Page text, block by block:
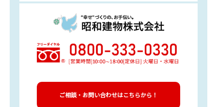
ご相談・お問い合わせはこちらから！